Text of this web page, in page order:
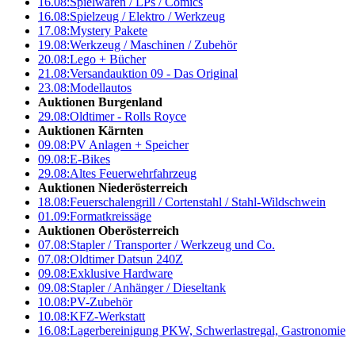
16.08:Spielzeug / Elektro / Werkzeug
17.08:Mystery Pakete
19.08:Werkzeug / Maschinen / Zubehör
20.08:Lego + Bücher
21.08:Versandauktion 09 - Das Original
23.08:Modellautos
Auktionen Burgenland
29.08:Oldtimer - Rolls Royce
Auktionen Kärnten
09.08:PV Anlagen + Speicher
09.08:E-Bikes
29.08:Altes Feuerwehrfahrzeug
Auktionen Niederösterreich
18.08:Feuerschalengrill / Cortenstahl / Stahl-Wildschwein
01.09:Formatkreissäge
Auktionen Oberösterreich
07.08:Stapler / Transporter / Werkzeug und Co.
07.08:Oldtimer Datsun 240Z
09.08:Exklusive Hardware
09.08:Stapler / Anhänger / Dieseltank
10.08:PV-Zubehör
10.08:KFZ-Werkstatt
16.08:Lagerbereinigung PKW, Schwerlastregal, Gastronomie